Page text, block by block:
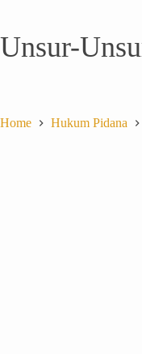
Unsur-
Home Hukum Pidana